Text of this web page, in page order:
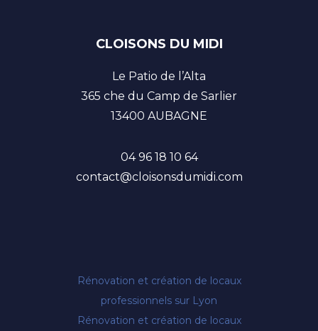
CLOISONS DU MIDI
Le Patio de l’Alta
365 che du Camp de Sarlier
13400 AUBAGNE
04 96 18 10 64
contact@cloisonsdumidi.com
Rénovation et création de locaux
professionnels sur Lyon
Rénovation et création de locaux